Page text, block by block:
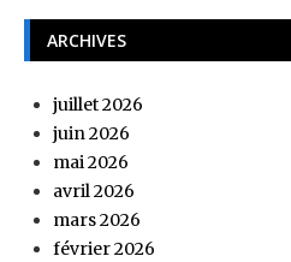
ARCHIVES
juillet 2026
juin 2026
mai 2026
avril 2026
mars 2026
février 2026